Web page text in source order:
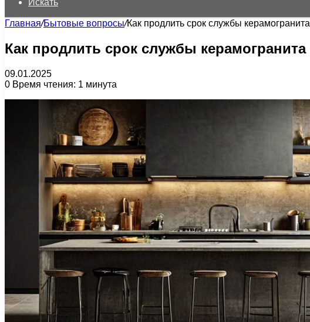
Искать
Главная/Бытовые вопросы/Как продлить срок службы керамогранита
Как продлить срок службы керамогранита
09.01.2025
0 Время чтения: 1 минута